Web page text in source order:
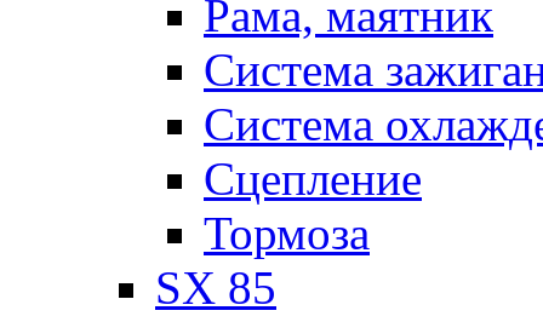
Рама, маятник
Система
Система
Сцепление
Тормоза
SX 85